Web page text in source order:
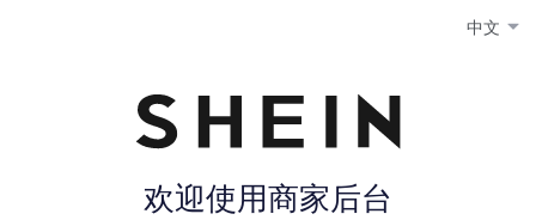
中文
欢迎使用商家后台